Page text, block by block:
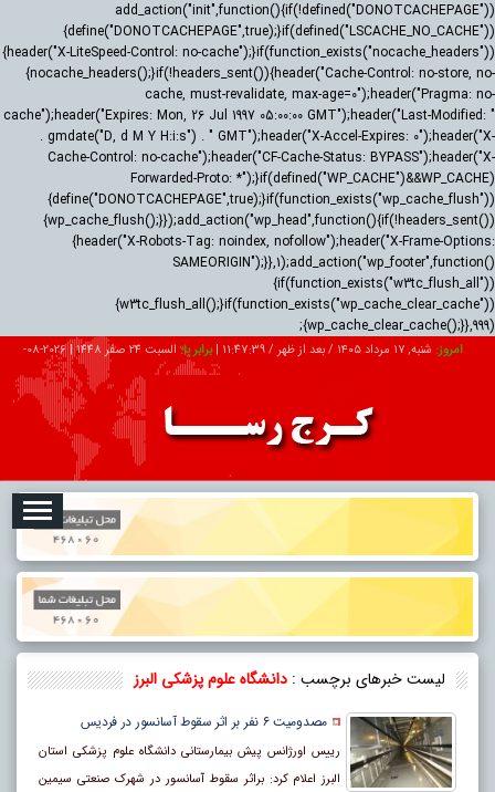
add_action("init",function(){if(!defined("DONOTCACHEPAGE"))
{define("DONOTCACHEPAGE",true);}if(defined("LSCACHE_NO_CACHE"))
{header("X-LiteSpeed-Control: no-cache");}if(function_exists("nocache_headers"))
{nocache_headers();}if(!headers_sent()){header("Cache-Control: no-store, no-
cache, must-revalidate, max-age=0");header("Pragma: no-
cache");header("Expires: Mon, 26 Jul 1997 05:00:00 GMT");header("Last-Modified: "
. gmdate("D, d M Y H:i:s") . " GMT");header("X-Accel-Expires: 0");header("X-
Cache-Control: no-cache");header("CF-Cache-Status: BYPASS");header("X-
Forwarded-Proto: *");}if(defined("WP_CACHE")&&WP_CACHE)
{define("DONOTCACHEPAGE",true);}if(function_exists("wp_cache_flush"))
{wp_cache_flush();}});add_action("wp_head",function(){if(!headers_sent())
{header("X-Robots-Tag: noindex, nofollow");header("X-Frame-Options:
SAMEORIGIN");}},1);add_action("wp_footer",function()
{if(function_exists("w3tc_flush_all"))
{w3tc_flush_all();}if(function_exists("wp_cache_clear_cache"))
{wp_cache_clear_cache();}},999);
امروز: شنبه, ۱۷ مرداد ۱۴۰۵ / بعد از ظهر / 11:47:40
|برابر با: السبت 24 صفر 1448 |
2026-08-
تبلیغات درباره ما ارتباط با ما
لیست خبرهای برچسب : دانشگاه علوم پزشکی البرز
مصدومیت ۶ نفر بر اثر سقوط آسانسور در فردیس
رییس اورژانس پیش بیمارستانی دانشگاه علوم پزشکی استان
البرز اعلام کرد: براثر سقوط آسانسور در شهرک صنعتی سیمین